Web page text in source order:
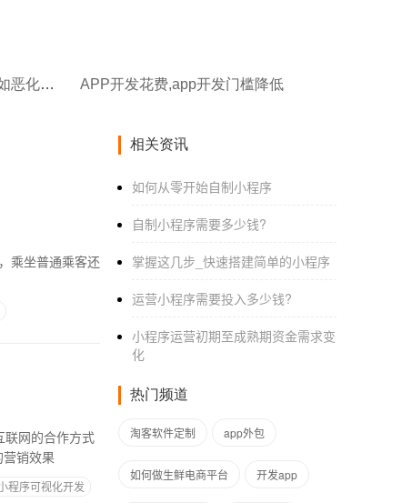
APP开发者服务平台,APP软件如恶化开发 APP开发花费,app开发门槛降低
销效果
程序可视化开发
相关资讯
如何从零开始自制小程序‌
自制小程序需要多少钱?
掌握这几步_快速搭建简单的小程序‌
运营小程序需要投入多少钱?
小程序运营初期至成熟期资金需求变
化
热门频道
淘客软件定制 app外包
如何做生鲜电商平台 开发app